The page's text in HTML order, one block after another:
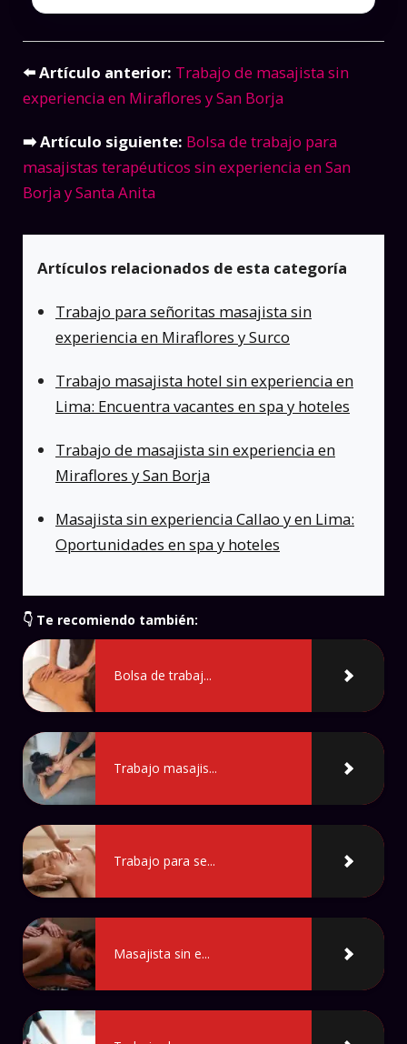
⬅️ Artículo anterior: Trabajo de masajista sin
experiencia en Miraflores y San Borja
➡️ Artículo siguiente: Bolsa de trabajo para
masajistas terapéuticos sin experiencia en San
Borja y Santa Anita
Artículos relacionados de esta categoría
Trabajo para señoritas masajista sin
experiencia en Miraflores y Surco
Trabajo masajista hotel sin experiencia en
Lima: Encuentra vacantes en spa y hoteles
Trabajo de masajista sin experiencia en
Miraflores y San Borja
Masajista sin experiencia Callao y en Lima:
Oportunidades en spa y hoteles
👇 Te recomiendo también:
Bolsa de trabaj...
Trabajo masajis...
Trabajo para se...
Masajista sin e...